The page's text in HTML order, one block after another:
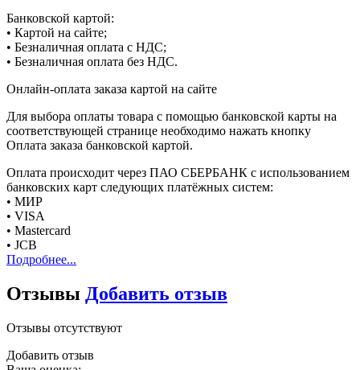
Банковской картой:
• Картой на сайте;
• Безналичная оплата с НДС;
• Безналичная оплата без НДС.
Онлайн-оплата заказа картой на сайте
Для выбора оплаты товара с помощью банковской карты на
соответствующей странице необходимо нажать кнопку
Оплата заказа банковской картой.
Оплата происходит через ПАО СБЕРБАНК с использованием
банковских карт следующих платёжных систем:
• МИР
• VISA
• Mastercard
• JCB
Подробнее...
Отзывы Добавить отзыв
Отзывы отсутствуют
Добавить отзыв